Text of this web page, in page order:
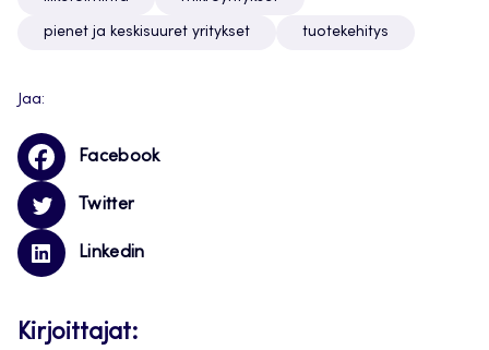
pienet ja keskisuuret yritykset tuotekehitys
Jaa:
Facebook
Twitter
Linkedin
Kirjoittajat: